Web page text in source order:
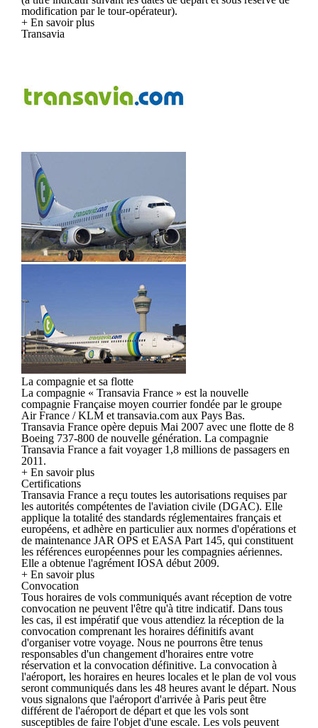
modification par le tour-opérateur).
+ En savoir plus
Transavia
La compagnie et sa flotte
La compagnie « Transavia France » est la nouvelle
compagnie Française moyen courrier fondée par le groupe
Air France / KLM et transavia.com aux Pays Bas.
Transavia France opère depuis Mai 2007 avec une flotte de 8
Boeing 737-800 de nouvelle génération. La compagnie
Transavia France a fait voyager 1,8 millions de passagers en
2011.
+ En savoir plus
Certifications
Transavia France a reçu toutes les autorisations requises par
les autorités compétentes de l'aviation civile (DGAC). Elle
applique la totalité des standards réglementaires français et
européens, et adhère en particulier aux normes d'opérations et
de maintenance JAR OPS et EASA Part 145, qui constituent
les références européennes pour les compagnies aériennes.
Elle a obtenue l'agrément IOSA début 2009.
+ En savoir plus
Convocation
Tous horaires de vols communiqués avant réception de votre
convocation ne peuvent l'être qu'à titre indicatif. Dans tous
les cas, il est impératif que vous attendiez la réception de la
convocation comprenant les horaires définitifs avant
d'organiser votre voyage. Nous ne pourrons être tenus
responsables d'un changement d'horaires entre votre
réservation et la convocation définitive. La convocation à
l'aéroport, les horaires en heures locales et le plan de vol vous
seront communiqués dans les 48 heures avant le départ. Nous
vous signalons que l'aéroport d'arrivée à Paris peut être
différent de l'aéroport de départ et que les vols sont
susceptibles de faire l'objet d'une escale. Les vols peuvent